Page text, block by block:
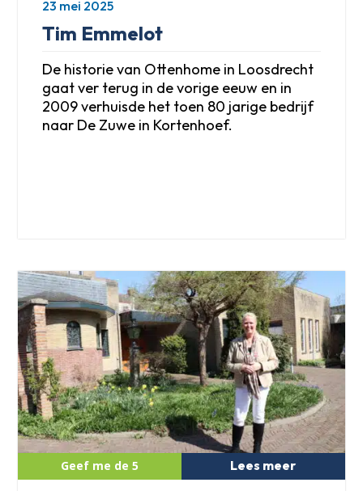
Tim Emmelot
De historie van Ottenhome in Loosdrecht
gaat ver terug in de vorige eeuw en in
2009 verhuisde het toen 80 jarige bedrijf
naar De Zuwe in Kortenhoef.
23 mei 2025
Lees meer